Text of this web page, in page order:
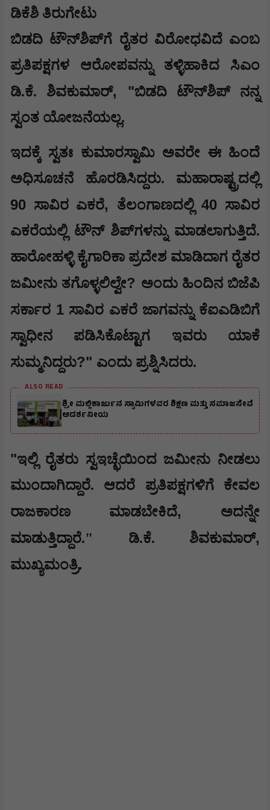
ಡಿಕೆಶಿ ತಿರುಗೇಟು
ಬಿಡದಿ ಟೌನ್‌ಶಿಪ್‌ಗೆ ರೈತರ ವಿರೋಧವಿದೆ ಎಂಬ
ಪ್ರತಿಪಕ್ಷಗಳ ಆರೋಪವನ್ನು ತಳ್ಳಿಹಾಕಿದ ಸಿಎಂ
ಡಿ.ಕೆ. ಶಿವಕುಮಾರ್, "ಬಿಡದಿ ಟೌನ್‌ಶಿಪ್ ನನ್ನ
ಸ್ವಂತ ಯೋಜನೆಯಲ್ಲ.
ಇದಕ್ಕೆ ಸ್ವತಃ ಕುಮಾರಸ್ವಾಮಿ ಅವರೇ ಈ ಹಿಂದೆ
ಅಧಿಸೂಚನೆ ಹೊರಡಿಸಿದ್ದರು. ಮಹಾರಾಷ್ಟ್ರದಲ್ಲಿ
90 ಸಾವಿರ ಎಕರೆ, ತೆಲಂಗಾಣದಲ್ಲಿ40 ಸಾವಿರ
ಎಕರೆಯಲ್ಲಿ ಟೌನ್ ಶಿಪ್‌ಗಳನ್ನು ಮಾಡಲಾಗುತ್ತಿದೆ.
ಹಾರೋಹಳ್ಳಿ ಕೈಗಾರಿಕಾ ಪ್ರದೇಶ ಮಾಡಿದಾಗ ರೈತರ
ಜಮೀನು ತಗೊಳ್ಳಲಿಲ್ವೇ? ಅಂದು ಹಿಂದಿನ ಬಿಜೆಪಿ
ಸರ್ಕಾರ 1ಸಾವಿರ ಎಕರೆ ಜಾಗವನ್ನು ಕೆಐಎಡಿಬಿಗೆ
ಸ್ವಾಧೀನ ಪಡಿಸಿಕೊಟ್ಟಾಗ ಇವರು ಯಾಕೆ
ಸುಮ್ಮನಿದ್ದರು?" ಎಂದು ಪ್ರಶ್ನಿಸಿದರು.
ALSO READ
ಶ್ರೀ ಮಲ್ಲಿಕಾರ್ಜುನ ಸ್ವಾಮಿಗಳವರ ಶಿಕ್ಷಣ ಮತ್ತು ಸಮಾಜಸೇವೆ
ಆದರ್ಶನೀಯ
"ಇಲ್ಲಿ ರೈತರು ಸ್ವಇಚ್ಛೆಯಿಂದ ಜಮೀನು ನೀಡಲು
ಮುಂದಾಗಿದ್ದಾರೆ. ಆದರೆ ಪ್ರತಿಪಕ್ಷಗಳಿಗೆ ಕೇವಲ
ರಾಜಕಾರಣ ಮಾಡಬೇಕಿದೆ, ಅದನ್ನೇ
ಮಾಡುತ್ತಿದ್ದಾರೆ."
ಡಿ.ಕೆ. ಶಿವಕುಮಾರ್,
ಮುಖ್ಯಮಂತ್ರಿ.